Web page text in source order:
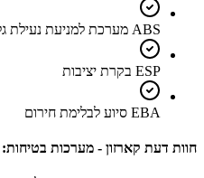
ABS מערכת למניעת נעילת גלגלים
ESP בקרת יציבות
EBA סיוע לבלימת חירום
חוות דעת קארזון - מערכות בטיחות: